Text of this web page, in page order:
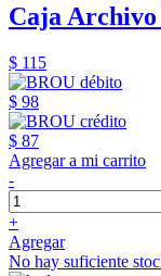
Caja
$ 115
$ 98
$ 87
Agregar a mi carrito
-
+
Agregar
No hay suficiente